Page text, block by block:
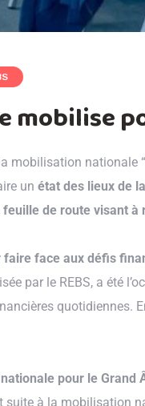
mobilise
mobilisation nationale
un état des lieux de
feuille de route visant à
faire face aux défis
par le REBS, a été
quotidiennes.
pour le Grand
suite à la mobilisation